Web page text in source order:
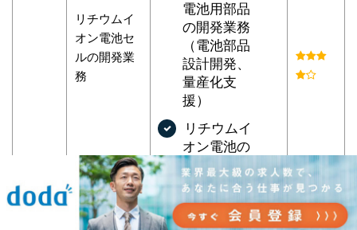
リチウムイ
オン電池セ
ルの開発業
務
電池用部品
の開発業務
（電池部品
設計開発、
量産化支
援）
リチウムイ
オン電池の
営業活動
（国内・中
国・EU・
USAなど）